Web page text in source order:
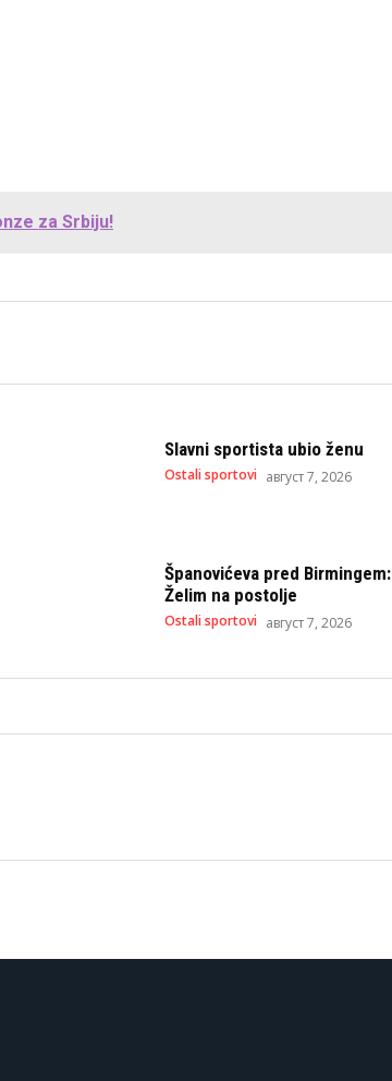
za Srbiju!
Slavni sportista ubio ženu
Ostali sportovi август 7, 2026
Španovićeva pred Birmingem:
Želim na postolje
Ostali sportovi август 7, 2026